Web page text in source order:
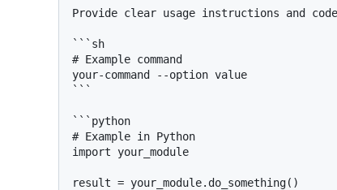
Provide clear usage instructions and code
```sh
# Example command
your-command --option value
```
```python
# Example in Python
import your_module
result = your_module.do_something()